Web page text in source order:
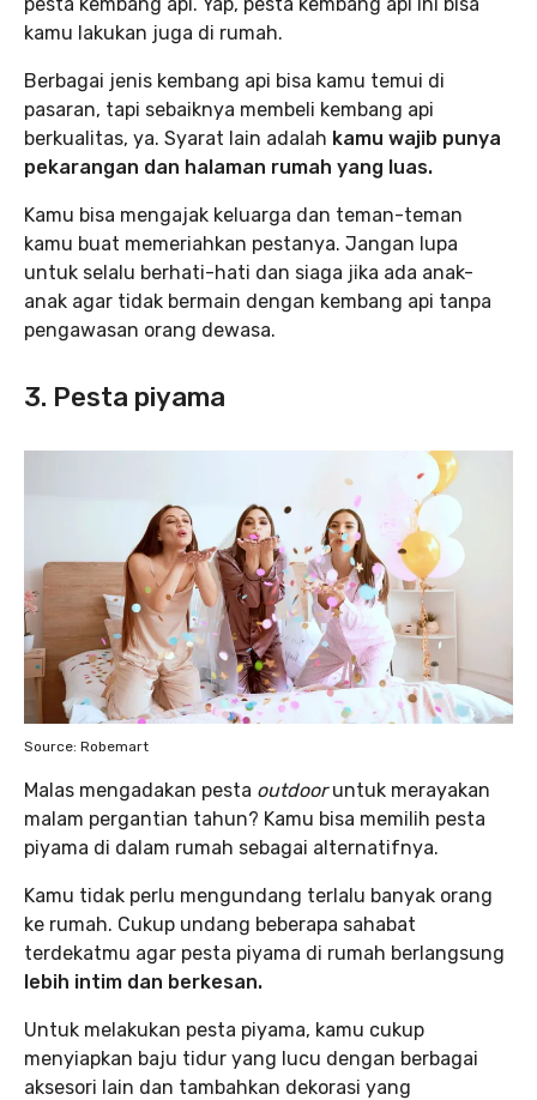
kamu lakukan juga di rumah.
Berbagai jenis kembang api bisa kamu temui di
pasaran, tapi sebaiknya membeli kembang api
berkualitas, ya. Syarat lain adalah kamu wajib punya
pekarangan dan halaman rumah yang luas.
Kamu bisa mengajak keluarga dan teman-teman
kamu buat memeriahkan pestanya. Jangan lupa
untuk selalu berhati-hati dan siaga jika ada anak-
anak agar tidak bermain dengan kembang api tanpa
pengawasan orang dewasa.
3. Pesta piyama
Source: Robemart
Malas mengadakan pesta outdooruntuk merayakan
malam pergantian tahun? Kamu bisa memilih pesta
piyama di dalam rumah sebagai alternatifnya.
Kamu tidak perlu mengundang terlalu banyak orang
ke rumah. Cukup undang beberapa sahabat
terdekatmu agar pesta piyama di rumah berlangsung
lebih intim dan berkesan.
Untuk melakukan pesta piyama, kamu cukup
menyiapkan baju tidur yang lucu dengan berbagai
aksesori lain dan tambahkan dekorasi yang